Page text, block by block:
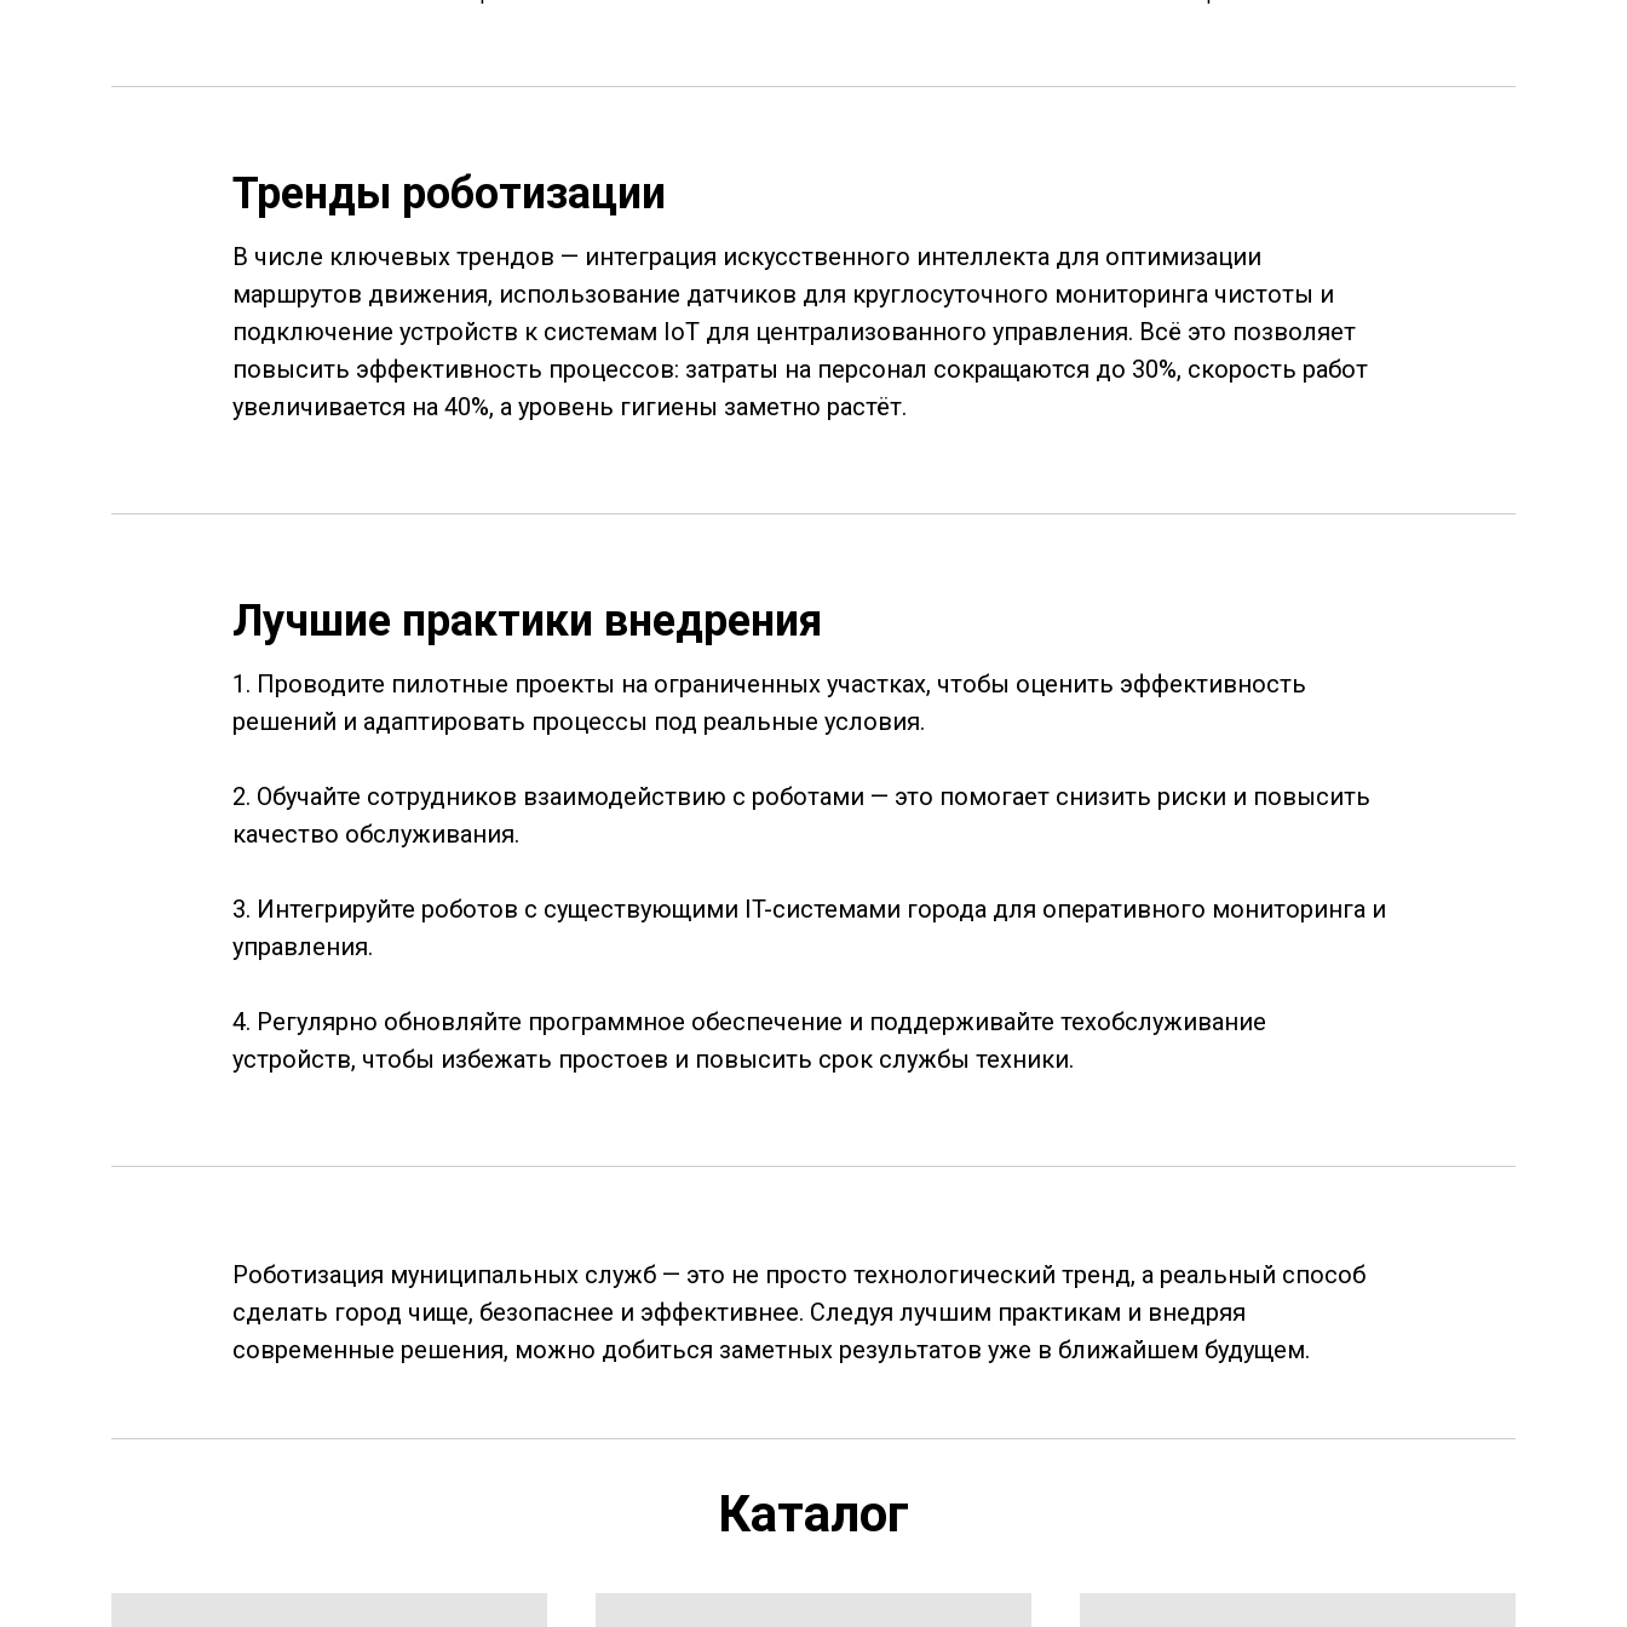
Тренды роботизации
В числе ключевых трендов — интеграция искусственного интеллекта для оптимизации
маршрутов движения, использование датчиков для круглосуточного мониторинга чистоты и
подключение устройств к системам IoT для централизованного управления. Всё это позволяет
повысить эффективность процессов: затраты на персонал сокращаются до 30%, скорость работ
увеличивается на 40%, а уровень гигиены заметно растёт.
Лучшие практики внедрения
1. Проводите пилотные проекты на ограниченных участках, чтобы оценить эффективность
решений и адаптировать процессы под реальные условия.
2. Обучайте сотрудников взаимодействию с роботами — это помогает снизить риски и повысить
качество обслуживания.
3. Интегрируйте роботов с существующими IT-системами города для оперативного мониторинга и
управления.
4. Регулярно обновляйте программное обеспечение и поддерживайте техобслуживание
устройств, чтобы избежать простоев и повысить срок службы техники.
Роботизация муниципальных служб — это не просто технологический тренд, а реальный способ
сделать город чище, безопаснее и эффективнее. Следуя лучшим практикам и внедряя
современные решения, можно добиться заметных результатов уже в ближайшем будущем.
Каталог